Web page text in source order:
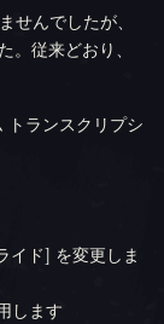
んでしたが、
従来どおり、
ランスクリプシ
イド] を変更しま
します